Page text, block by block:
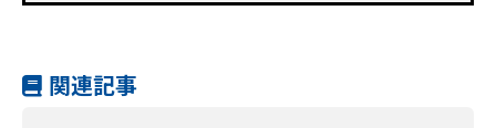
関連記事